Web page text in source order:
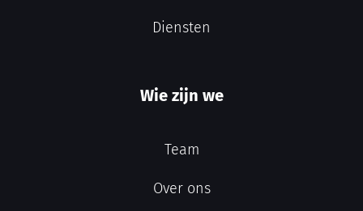
Diensten
Wie zijn we
Team
Over ons